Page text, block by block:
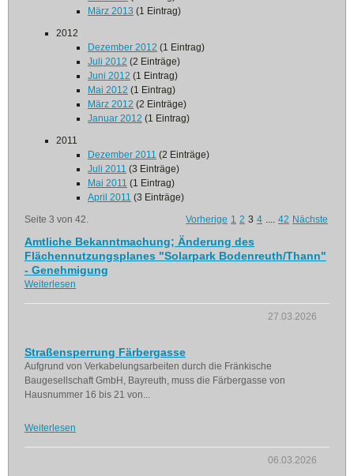
März 2013 (1 Eintrag)
2012
Dezember 2012 (1 Eintrag)
Juli 2012 (2 Einträge)
Juni 2012 (1 Eintrag)
Mai 2012 (1 Eintrag)
März 2012 (2 Einträge)
Januar 2012 (1 Eintrag)
2011
Dezember 2011 (2 Einträge)
Juli 2011 (3 Einträge)
Mai 2011 (1 Eintrag)
April 2011 (3 Einträge)
Seite 3 von 42.
Vorherige 1 2 3 4 .... 42 Nächste
Amtliche Bekanntmachung; Änderung des
Flächennutzungsplanes "Solarpark Bodenreuth/Thann"
- Genehmigung
Weiterlesen
27.03.2026
Straßensperrung Färbergasse
Aufgrund von Verkabelungsarbeiten durch die Fränkische
Baugesellschaft GmbH, Bayreuth, muss die Färbergasse von
Hausnummer 16 bis 21 von...
Weiterlesen
06.03.2026